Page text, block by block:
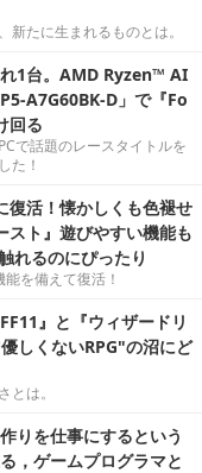
たに生まれるものとは。
1台。AMD Ryzen™ AI
A7G60BK-D」で『Fo
回る
で話題のレースタイトルを
た！
復活！懐かしくも色褪せ
スト』遊びやすい機能も
れるのにぴったり
を備えて復活！
』と『ウィザードリ
しくないRPG"の沼にど
は。
りを仕事にするという
，ゲームプログラマと